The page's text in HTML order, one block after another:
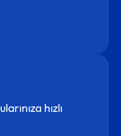
hızlı